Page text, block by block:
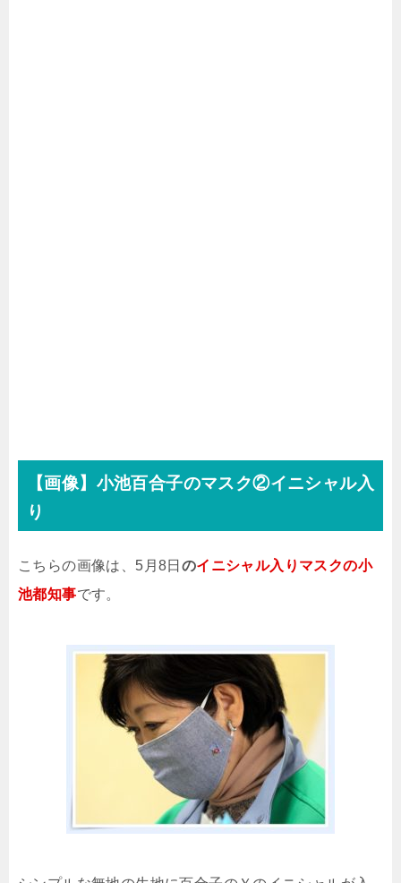
【画像】小池百合子のマスク②イニシャル入
り
こちらの画像は、5月8日 のイニシャル入りマスクの小
池都知事です。